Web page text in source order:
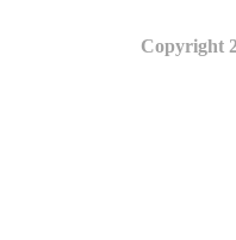
Copyright